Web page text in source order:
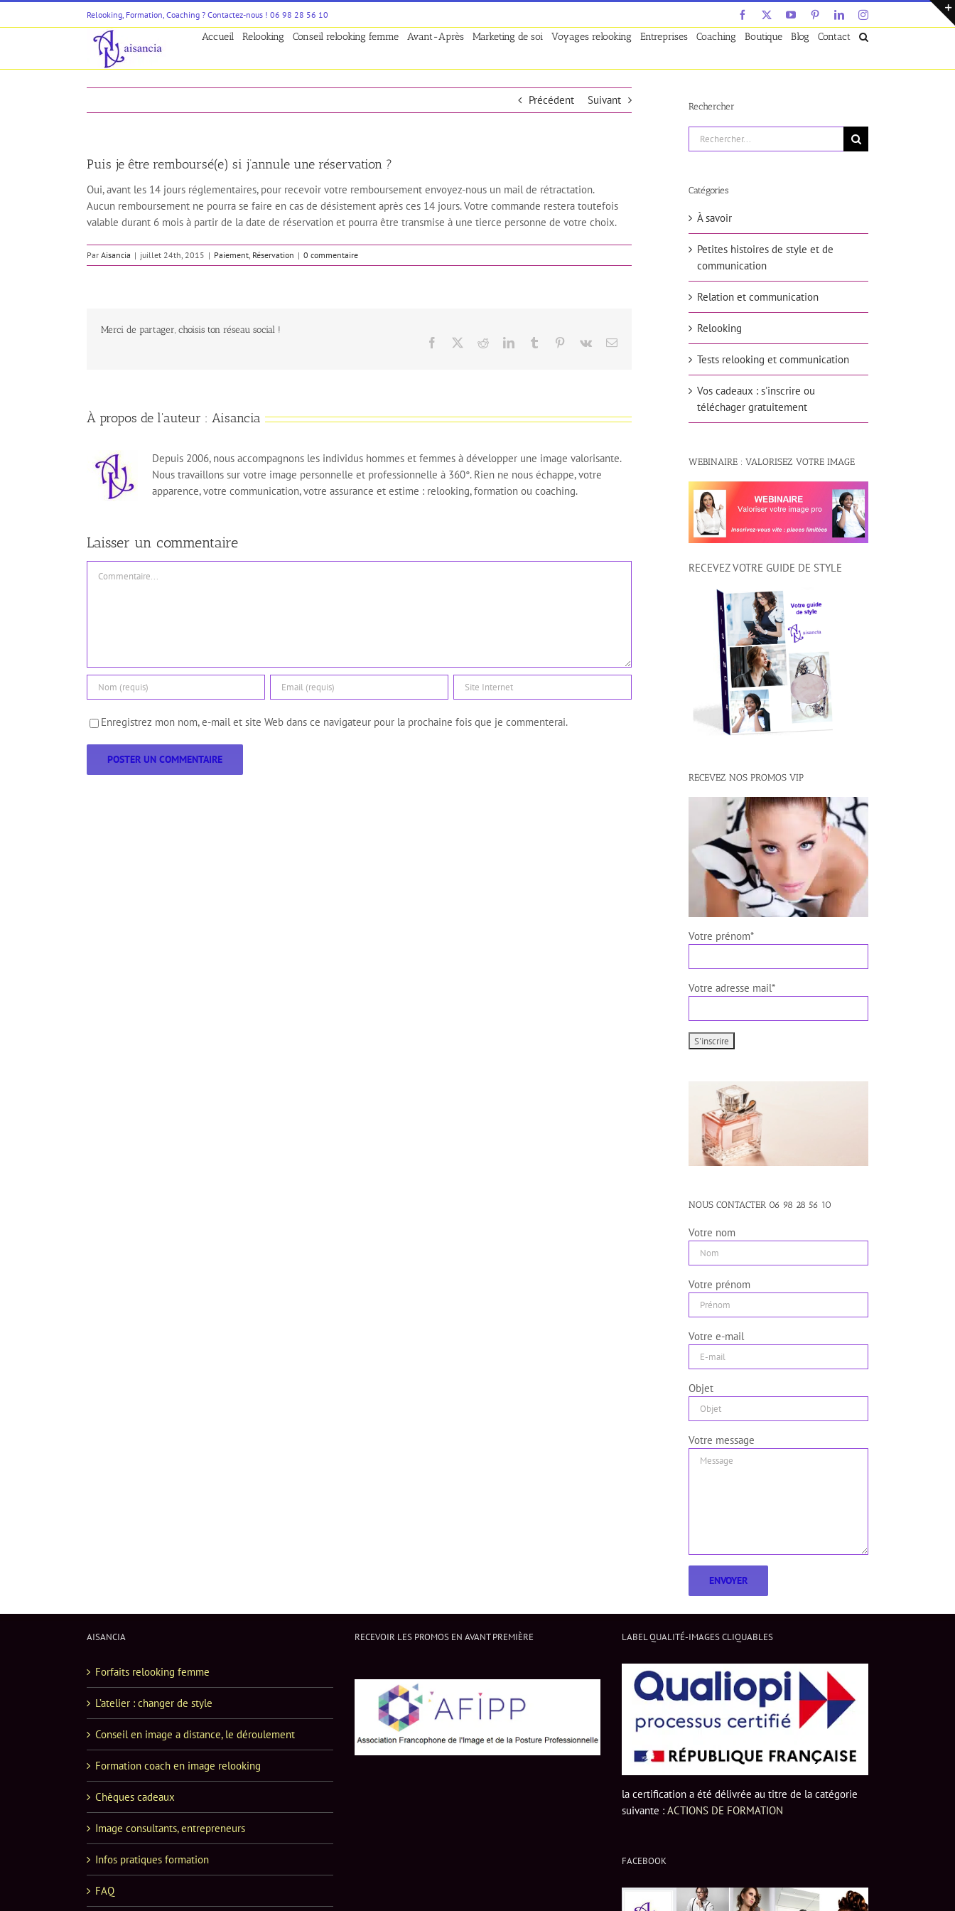
au
Relooking, Formation, Coaching ? Contactez-nous ! 06 98 28 56 10 Facebook YouTubePinterestLinkedInInstagram
Accueil Relooking Conseil relooking femme Avant-Après Marketing de soi Voyages relooking Entreprises Coaching Boutique Blog Contact
Précédent Suivant
Puis je être remboursé(e) si j’annule une réservation ?
Oui, avant les 14 jours réglementaires, pour recevoir votre remboursement envoyez-nous un mail de rétractation.
Aucun remboursement ne pourra se faire en cas de désistement après ces 14 jours. Votre commande restera toutefois
valable durant 6 mois à partir de la date de réservation et pourra être transmise à une tierce personne de votre choix.
Par Aisancia | juillet 24th, 2015 | Paiement, Réservation | 0 commentaire
Merci de partager, choisis ton réseau social !
Facebook RedditLinkedInTumblr Pinterest
Vk Email
À propos de l'auteur : Aisancia
Depuis 2006, nous accompagnons les individus hommes et femmes à développer une image valorisante.
Nous travaillons sur votre image personnelle et professionnelle à 360°. Rien ne nous échappe, votre
apparence, votre communication, votre assurance et estime : relooking, formation ou coaching.
Laisser un commentaire
Enregistrez mon nom, e-mail et site Web dans ce navigateur pour la prochaine fois que je commenterai.
Rechercher
Rechercher:
Catégories
À savoir
Petites histoires de style et de
communication
Relation et communication
Relooking
Tests relooking et communication
Vos cadeaux : s'inscrire ou
téléchager gratuitement
WEBINAIRE : VALORISEZ VOTRE IMAGE
RECEVEZ VOTRE GUIDE DE STYLE
RECEVEZ NOS PROMOS VIP
Votre prénom*
Votre adresse mail*
NOUS CONTACTER 06 98 28 56 10
Votre nom
Votre prénom
Votre e-mail
Objet
Votre message
AISANCIA
Forfaits relooking femme
L’atelier : changer de style
Conseil en image a distance, le déroulement
Formation coach en image relooking
Chèques cadeaux
Image consultants, entrepreneurs
Infos pratiques formation
FAQ
RECEVOIR LES PROMOS EN AVANT PREMIÈRE LABEL QUALITÉ-IMAGES CLIQUABLES
la certification a été délivrée au titre de la catégorie
suivante :ACTIONS DE FORMATION
FACEBOOK